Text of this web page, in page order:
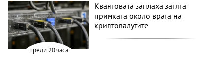
преди 20 часа
Квантовата заплаха затяга
примката около врата на
криптовалутите